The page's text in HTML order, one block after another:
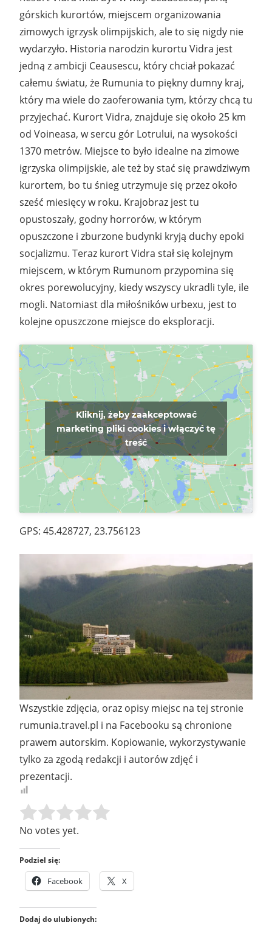
górskich kurortów, miejscem organizowania
zimowych igrzysk olimpijskich, ale to się nigdy nie
wydarzyło. Historia narodzin kurortu Vidra jest
jedną z ambicji Ceausescu, który chciał pokazać
całemu światu, że Rumunia to piękny dumny kraj,
który ma wiele do zaoferowania tym, którzy chcą tu
przyjechać. Kurort Vidra, znajduje się około 25 km
od Voineasa, w sercu gór Lotrului, na wysokości
1370 metrów. Miejsce to było idealne na zimowe
igrzyska olimpijskie, ale też by stać się prawdziwym
kurortem, bo tu śnieg utrzymuje się przez około
sześć miesięcy w roku. Krajobraz jest tu
opustoszały, godny horrorów, w którym
opuszczone i zburzone budynki kryją duchy epoki
socjalizmu. Teraz kurort Vidra stał się kolejnym
miejscem, w którym Rumunom przypomina się
okres porewolucyjny, kiedy wszyscy ukradli tyle, ile
mogli. Natomiast dla miłośników urbexu, jest to
kolejne opuszczone miejsce do eksploracji.
Kliknij, żeby zaakceptować
marketing pliki cookies i włączyć tę
treść
GPS: 45.428727, 23.756123
Wszystkie zdjęcia, oraz opisy miejsc na tej stronie
rumunia.travel.pl i na Facebooku są chronione
prawem autorskim. Kopiowanie, wykorzystywanie
tylko za zgodą redakcji i autorów zdjęć i
prezentacji.
Rate this item:
No votes yet.
Podziel się:
Facebook X
Dodaj do ulubionych: